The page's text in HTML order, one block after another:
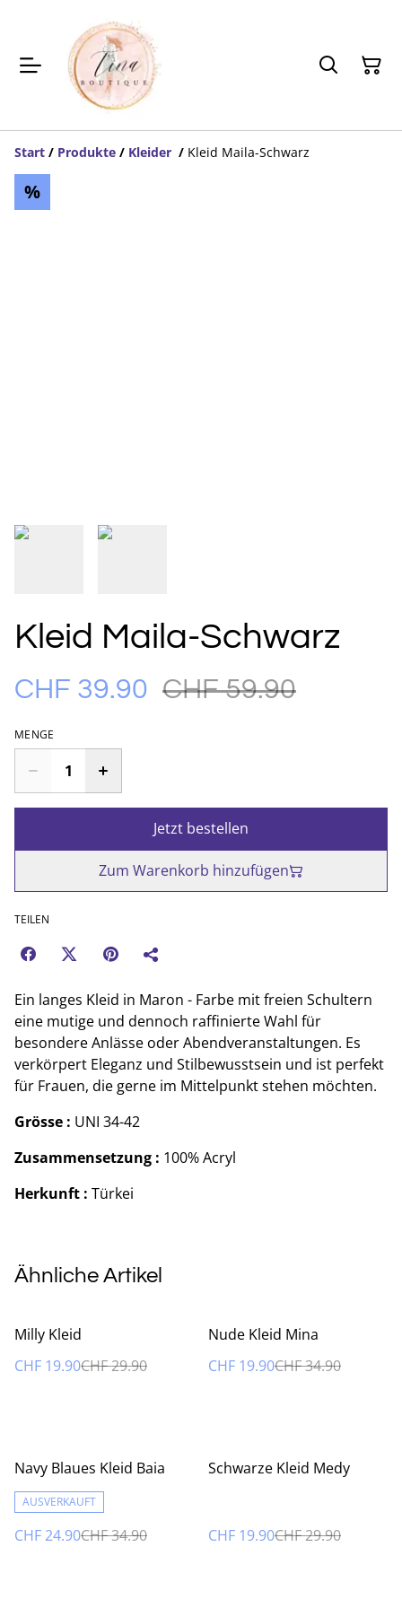
Start / Produkte / Kleider / Kleid Maila-Schwarz
%
Kleid Maila-Schwarz
CHF 39.90 CHF 59.90
MENGE
Jetzt bestellen
Zum Warenkorb hinzufügen
TEILEN
Ein langes Kleid in Maron - Farbe mit freien Schultern
eine mutige und dennoch raffinierte Wahl für
besondere Anlässe oder Abendveranstaltungen. Es
verkörpert Eleganz und Stilbewusstsein und ist perfekt
für Frauen, die gerne im Mittelpunkt stehen möchten.
Grösse : UNI 34-42
Zusammensetzung : 100% Acryl
Herkunft : Türkei
Ähnliche Artikel
%
Milly Kleid
CHF 19.90CHF 29.90
%
Nude Kleid Mina
CHF 19.90CHF 34.90
%
Navy Blaues Kleid Baia
AUSVERKAUFT
CHF 24.90CHF 34.90
%
Schwarze Kleid Medy
CHF 19.90CHF 29.90